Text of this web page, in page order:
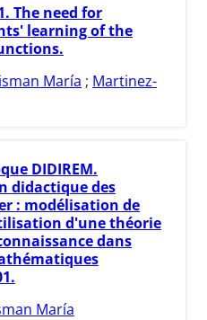
The need for
learning of the
María ; Martinez-
DIDIREM.
didactique des
: modélisation de
d'une théorie
dans
María